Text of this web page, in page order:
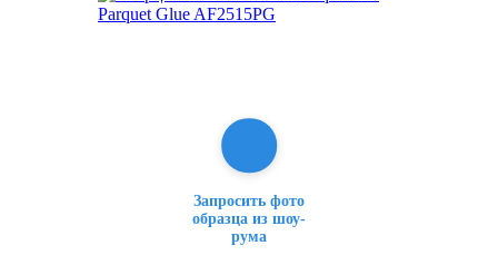
Запросить фото
образца из шоу-
рума